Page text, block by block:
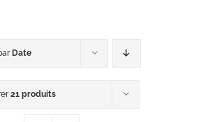
Date
21 produits